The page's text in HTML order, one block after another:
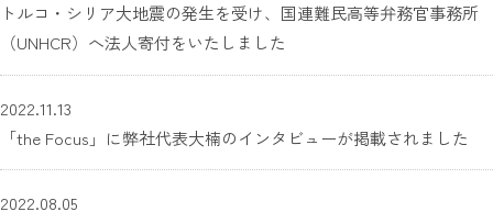
トルコ・シリア大地震の発生を受け、国連難民高等弁務官事務所
（UNHCR）へ法人寄付をいたしました
2022.11.13
「the Focus」に弊社代表大楠のインタビューが掲載されました
2022.08.05